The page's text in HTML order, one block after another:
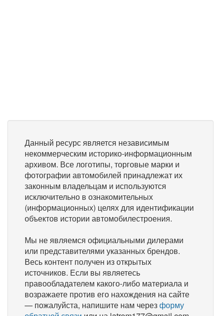
Данный ресурс является независимым
некоммерческим историко-информационным
архивом. Все логотипы, торговые марки и
фотографии автомобилей принадлежат их
законным владельцам и используются
исключительно в ознакомительных
(информационных) целях для идентификации
объектов истории автомобилестроения.
Мы не являемся официальными дилерами
или представителями указанных брендов.
Весь контент получен из открытых
источников. Если вы являетесь
правообладателем какого-либо материала и
возражаете против его нахождения на сайте
— пожалуйста, напишите нам черезформу